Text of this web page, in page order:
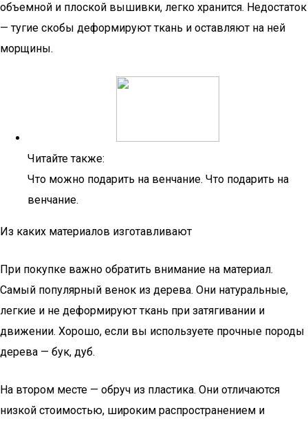
объемной и плоской вышивки, легко хранится. Недостаток
— тугие скобы деформируют ткань и оставляют на ней
морщины.
Читайте также:
Что можно подарить на венчание. Что подарить на
венчание.
Из каких материалов изготавливают
При покупке важно обратить внимание на материал.
Самый популярный венок из дерева. Они натуральные,
легкие и не деформируют ткань при затягивании и
движении. Хорошо, если вы используете прочные породы
дерева — бук, дуб.
На втором месте — обруч из пластика. Они отличаются
низкой стоимостью, широким распространением и